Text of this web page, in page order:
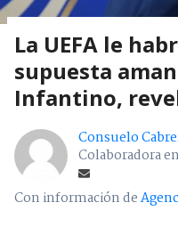
La UEFA le
supuesta
Infantino,
Consuelo
Colaboradora
Con información de